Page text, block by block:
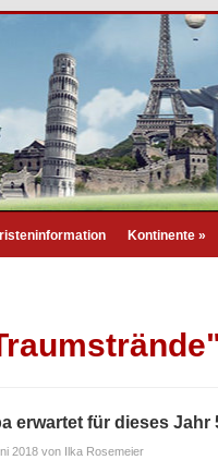
Kontinente »
erwartet für dieses Jahr
2018 von Ilka Rosemeier